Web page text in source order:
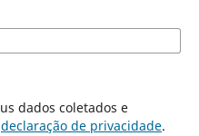
declaração de privacidade.